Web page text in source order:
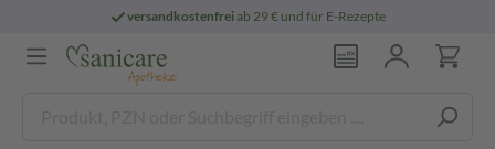
versandkostenfreiab 29 € und für E-Rezepte